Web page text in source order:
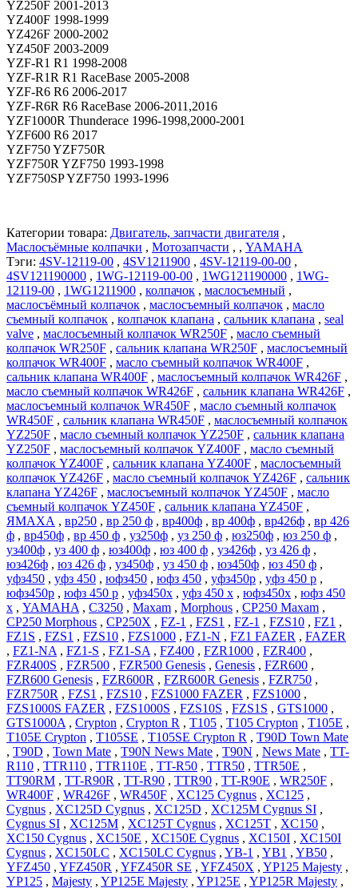
YZ250F 2001-2013
YZ400F 1998-1999
YZ426F 2000-2002
YZ450F 2003-2009
YZF-R1 R1 1998-2008
YZF-R1R R1 RaceBase 2005-2008
YZF-R6 R6 2006-2017
YZF-R6R R6 RaceBase 2006-2011,2016
YZF1000R Thunderace 1996-1998,2000-2001
YZF600 R6 2017
YZF750 YZF750R
YZF750R YZF750 1993-1998
YZF750SP YZF750 1993-1996
Категории товара: Двигатель, запчасти двигателя ,
Маслосъёмные колпачки , Мотозапчасти , , YAMAHA
Тэги: 4SV-12119-00 , 4SV1211900 , 4SV-12119-00-00 ,
4SV121190000 , 1WG-12119-00-00 , 1WG121190000 , 1WG-
12119-00 , 1WG1211900 , колпачок , маслосъемный ,
маслосъёмный колпачок , маслосъемный колпачок , масло
съемный колпачок , колпачок клапана , сальник клапана , seal
valve , маслосъемный колпачок WR250F , масло съемный
колпачок WR250F , сальник клапана WR250F , маслосъемный
колпачок WR400F , масло съемный колпачок WR400F ,
сальник клапана WR400F , маслосъемный колпачок WR426F ,
масло съемный колпачок WR426F , сальник клапана WR426F ,
маслосъемный колпачок WR450F , масло съемный колпачок
WR450F , сальник клапана WR450F , маслосъемный колпачок
YZ250F , масло съемный колпачок YZ250F , сальник клапана
YZ250F , маслосъемный колпачок YZ400F , масло съемный
колпачок YZ400F , сальник клапана YZ400F , маслосъемный
колпачок YZ426F , масло съемный колпачок YZ426F , сальник
клапана YZ426F , маслосъемный колпачок YZ450F , масло
съемный колпачок YZ450F , сальник клапана YZ450F ,
ЯМАХА , вр250 , вр 250 ф , вр400ф , вр 400ф , вр426ф , вр 426
ф , вр450ф , вр 450 ф , уз250ф , уз 250 ф , юз250ф , юз 250 ф ,
уз400ф , уз 400 ф , юз400ф , юз 400 ф , уз426ф , уз 426 ф ,
юз426ф , юз 426 ф , уз450ф , уз 450 ф , юз450ф , юз 450 ф ,
уфз450 , уфз 450 , юфз450 , юфз 450 , уфз450р , уфз 450 р ,
юфз450р , юфз 450 р , уфз450х , уфз 450 х , юфз450х , юфз 450
х , YAMAHA , СЗ250 , Maxam , Morphous , CP250 Maxam ,
CP250 Morphous , CP250X , FZ-1 , FZS1 , FZ-1 , FZS10 , FZ1 ,
FZ1S , FZS1 , FZS10 , FZS1000 , FZ1-N , FZ1 FAZER , FAZER
, FZ1-NA , FZ1-S , FZ1-SA , FZ400 , FZR1000 , FZR400 ,
FZR400S , FZR500 , FZR500 Genesis , Genesis , FZR600 ,
FZR600 Genesis , FZR600R , FZR600R Genesis , FZR750 ,
FZR750R , FZS1 , FZS10 , FZS1000 FAZER , FZS1000 ,
FZS1000S FAZER , FZS1000S , FZS10S , FZS1S , GTS1000 ,
GTS1000A , Crypton , Crypton R , T105 , T105 Crypton , T105E ,
T105E Crypton , T105SE , T105SE Crypton R , T90D Town Mate
, T90D , Town Mate , T90N News Mate , T90N , News Mate , TT-
R110 , TTR110 , TTR110E , TT-R50 , TTR50 , TTR50E ,
TT90RM , TT-R90R , TT-R90 , TTR90 , TT-R90E , WR250F ,
WR400F , WR426F , WR450F , XC125 Cygnus , XC125 ,
Cygnus , XC125D Cygnus , XC125D , XC125M Cygnus SI ,
Cygnus SI , XC125M , XC125T Cygnus , XC125T , XC150 ,
XC150 Cygnus , XC150E , XC150E Cygnus , XC150I , XC150I
Cygnus , XC150LC , XC150LC Cygnus , YB-1 , YB1 , YB50 ,
YFZ450 , YFZ450R , YFZ450R SE , YFZ450X , YP125 Majesty ,
YP125 , Majesty , YP125E Majesty , YP125E , YP125R Majesty ,